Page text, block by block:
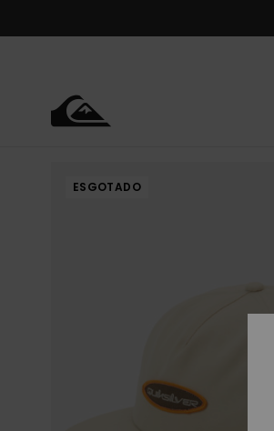
do
ESGOTADO